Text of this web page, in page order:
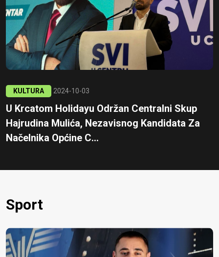
KULTURA 2024-10-03
U Krcatom Holidayu Održan Centralni Skup
Hajrudina Mulića, Nezavisnog Kandidata Za
Načelnika Općine C...
Sport